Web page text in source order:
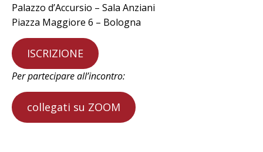
Palazzo d’Accursio – Sala Anziani
Piazza Maggiore 6 – Bologna
ISCRIZIONE
Per partecipare all’incontro:
collegati su ZOOM